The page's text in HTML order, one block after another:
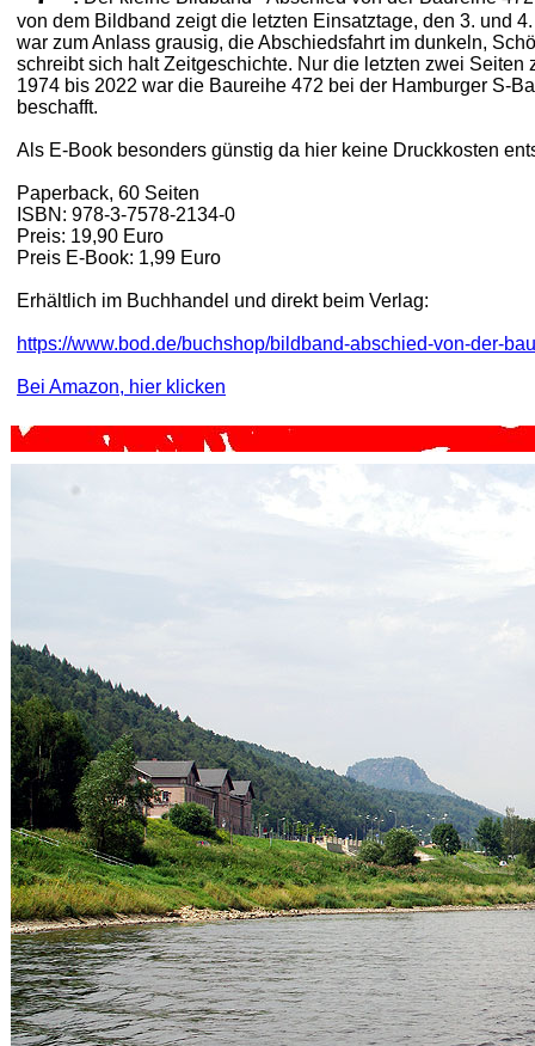
von dem Bildband zeigt die letzten Einsatztage, den 3. und
war zum Anlass grausig, die Abschiedsfahrt im dunkeln,
schreibt sich halt Zeitgeschichte. Nur die letzten zwei
1974 bis 2022 war die Baureihe 472 bei der Hamburger S-
beschafft.
Als E-Book besonders günstig da hier keine Druckkosten
Paperback, 60 Seiten
ISBN: 978-3-7578-2134-0
Preis: 19,90 Euro
Preis E-Book: 1,99 Euro
Erhältlich im Buchhandel und direkt beim Verlag:
https://www.bod.de/buchshop/bildband-abschied-von-der-
Bei Amazon, hier klicken